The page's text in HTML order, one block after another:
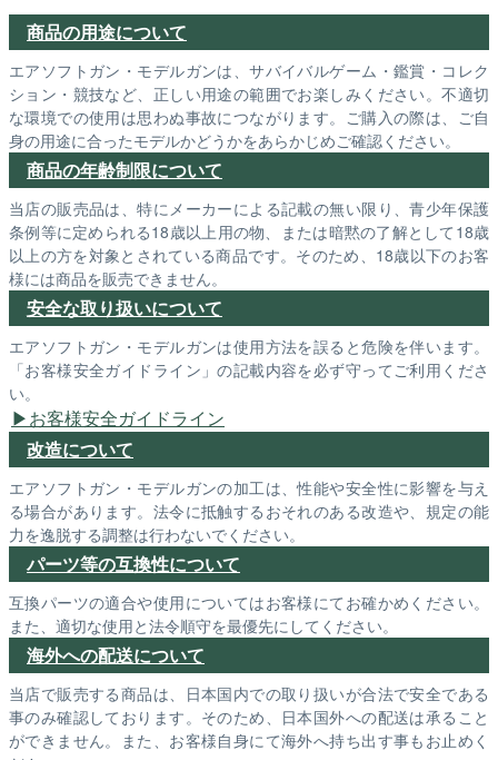
商品の用途について
エアソフトガン・モデルガンは、サバイバルゲーム・鑑賞・コレク
ション・競技など、正しい用途の範囲でお楽しみください。不適切
な環境での使用は思わぬ事故につながります。ご購入の際は、ご自
身の用途に合ったモデルかどうかをあらかじめご確認ください。
商品の年齢制限について
当店の販売品は、特にメーカーによる記載の無い限り、青少年保護
条例等に定められる18歳以上用の物、または暗黙の了解として18歳
以上の方を対象とされている商品です。そのため、18歳以下のお客
様には商品を販売できません。
安全な取り扱いについて
エアソフトガン・モデルガンは使用方法を誤ると危険を伴います。
「お客様安全ガイドライン」の記載内容を必ず守ってご利用くださ
い。
お客様安全ガイドライン
改造について
エアソフトガン・モデルガンの加工は、性能や安全性に影響を与え
る場合があります。法令に抵触するおそれのある改造や、規定の能
力を逸脱する調整は行わないでください。
パーツ等の互換性について
互換パーツの適合や使用についてはお客様にてお確かめください。
また、適切な使用と法令順守を最優先にしてください。
海外への配送について
当店で販売する商品は、日本国内での取り扱いが合法で安全である
事のみ確認しております。そのため、日本国外への配送は承ること
ができません。また、お客様自身にて海外へ持ち出す事もお止めく